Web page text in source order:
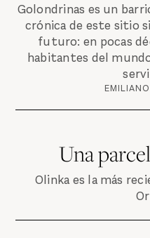
Golondrinas es un
crónica de este sitio
futuro: en pocas
habitantes del
Una
Olinka es la más